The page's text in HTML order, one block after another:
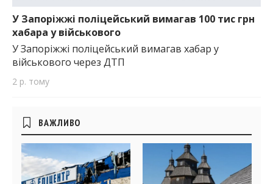
У Запоріжжі поліцейський вимагав 100 тис грн
хабара у військового
У Запоріжжі поліцейський вимагав хабар у
військового через ДТП
2 р. тому
Бічні
віджети
ВАЖЛИВО